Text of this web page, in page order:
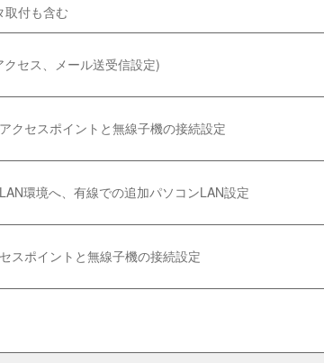
取付も含む
セス、メール送受信設定)
クセスポイントと無線子機の接続設定
環境へ、有線での追加パソコンLAN設定
スポイントと無線子機の接続設定